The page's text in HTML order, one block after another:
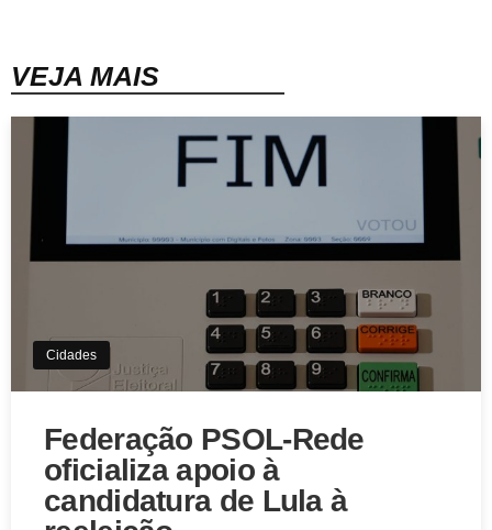
VEJA MAIS
Cidades
Federação PSOL-Rede
oficializa apoio à
candidatura de Lula à